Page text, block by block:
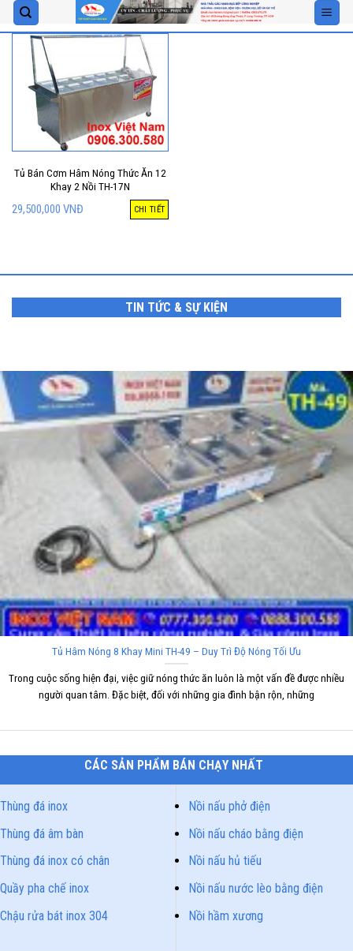
Skip
to
content
Tủ Bán Cơm Hâm Nóng Thức Ăn 12
Khay 2 Nồi TH-17N
29,500,000 VNĐ CHI TIẾT
TIN TỨC & SỰ KIỆN
Tủ Hâm Nóng 8 Khay Mini TH-49 – Duy Trì Độ Nóng Tối Ưu
Trong cuộc sống hiện đại, việc giữ nóng thức ăn luôn là một vấn đề được nhiều
người quan tâm. Đặc biệt, đối với những gia đình bận rộn, những
CÁC SẢN PHẨM BÁN CHẠY NHẤT
Thùng đá inox
Thùng đá âm bàn
Thùng đá inox có chân
Quầy pha chế inox
Chậu rửa bát inox 304
Nồi nấu phở điện
Nồi nấu cháo bằng điện
Nồi nấu hủ tiếu
Nồi nấu nước lèo bằng điện
Nồi hầm xương